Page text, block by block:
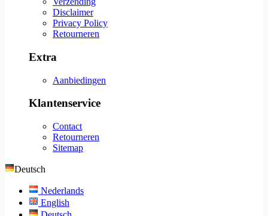
Disclaimer
Privacy Policy
Retourneren
Extra
Aanbiedingen
Klantenservice
Contact
Retourneren
Sitemap
Deutsch
Nederlands
English